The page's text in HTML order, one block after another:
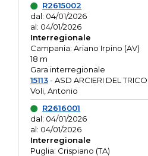
R2615002
dal: 04/01/2026
al: 04/01/2026
Interregionale
Campania: Ariano Irpino (AV)
18 m
Gara interregionale
15113- ASD ARCIERI DEL
Voli, Antonio
R2616001
dal: 04/01/2026
al: 04/01/2026
Interregionale
Puglia: Crispiano (TA)